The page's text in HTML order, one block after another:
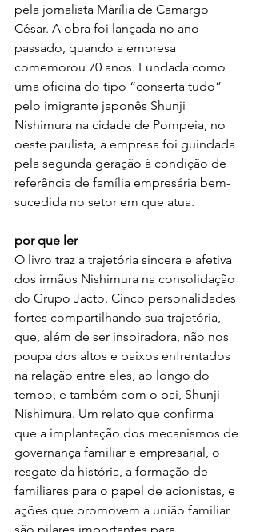
pela jornalista Marília de Camargo
César. A obra foi lançada no ano
passado, quando a empresa
comemorou 70 anos. Fundada como
uma oficina do tipo “conserta tudo”
pelo imigrante japonês Shunji
Nishimura na cidade de Pompeia, no
oeste paulista, a empresa foi guindada
pela segunda geração à condição de
referência de família empresária bem-
sucedida no setor em que atua.
por que ler
O livro traz a trajetória sincera e afetiva
dos irmãos Nishimura na consolidação
do Grupo Jacto. Cinco personalidades
fortes compartilhando sua trajetória,
que, além de ser inspiradora, não nos
poupa dos altos e baixos enfrentados
na relação entre eles, ao longo do
tempo, e também com o pai, Shunji
Nishimura. Um relato que confirma
que a implantação dos mecanismos de
governança familiar e empresarial, o
resgate da história, a formação de
familiares para o papel de acionistas, e
ações que promovem a união familiar